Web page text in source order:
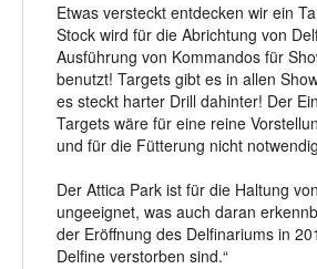
Etwas versteckt entdecken wir ein
Stock wird für die Abrichtung von
Ausführung von Kommandos für
benutzt! Targets gibt es in allen
es steckt harter Drill dahinter! Der
Targets wäre für eine reine
und für die Fütterung nicht
Der Attica Park ist für die Haltung
ungeeignet, was auch daran
der Eröffnung des Delfinariums in
Delfine verstorben sind.“